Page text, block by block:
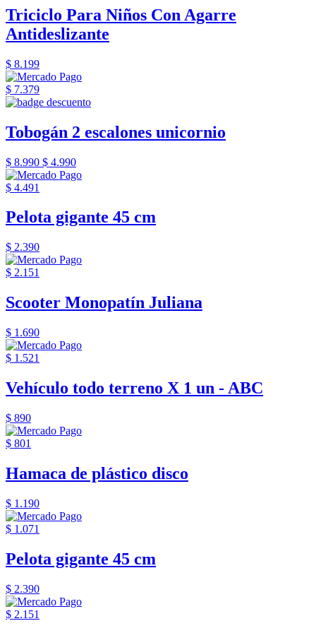
Triciclo Para Niños Con Agarre
Antideslizante
$ 8.199
$ 7.379
Tobogán 2 escalones unicornio
$ 8.990 $ 4.990
$ 4.491
Pelota gigante 45 cm
$ 2.390
$ 2.151
Scooter Monopatín Juliana
$ 1.690
$ 1.521
Vehículo todo terreno X 1 un - ABC
$ 890
$ 801
Hamaca de plástico disco
$ 1.190
$ 1.071
Pelota gigante 45 cm
$ 2.390
$ 2.151